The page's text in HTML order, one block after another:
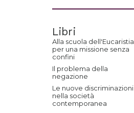
Libri
Alla scuola dell'Eucaristia
per una missione senza
confini
Il problema della
negazione
Le nuove discriminazioni
nella società
contemporanea